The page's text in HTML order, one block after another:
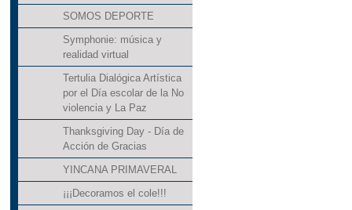
SOMOS DEPORTE
Symphonie: música y
realidad virtual
Tertulia Dialógica Artística
por el Día escolar de la No
violencia y La Paz
Thanksgiving Day - Día de
Acción de Gracias
YINCANA PRIMAVERAL
¡¡¡Decoramos el cole!!!